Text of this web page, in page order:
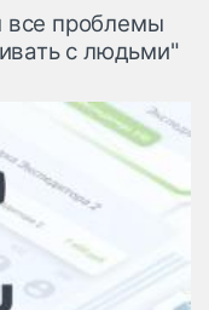
проблемы
с людьми"